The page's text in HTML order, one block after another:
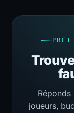
joueurs,